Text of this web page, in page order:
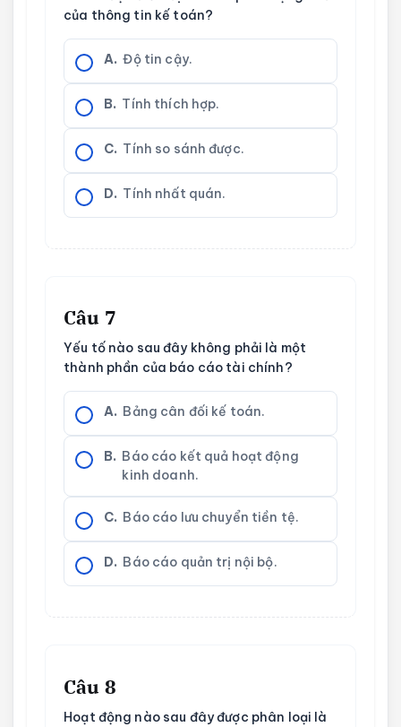
của thông tin kế toán?
A. Độ tin cậy.
B. Tính thích hợp.
C. Tính so sánh được.
D. Tính nhất quán.
Câu 7
Yếu tố nào sau đây không phải là một
thành phần của báo cáo tài chính?
A. Bảng cân đối kế toán.
B. Báo cáo kết quả hoạt động
kinh doanh.
C. Báo cáo lưu chuyển tiền tệ.
D. Báo cáo quản trị nội bộ.
Câu 8
Hoạt động nào sau đây được phân loại là